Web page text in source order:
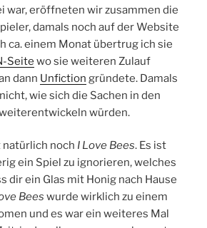
war, eröffneten wir zusammen die
damals noch auf der Website
ca. einem Monat übertrug ich sie
Seite wo sie weiteren Zulauf
dann Unfiction gründete. Damals
wie sich die Sachen in den
würden.
natürlich noch I Love Bees. Es ist
ein Spiel zu ignorieren, welches
dir ein Glas mit Honig nach Hause
Bees wurde wirklich zu einem
und es war ein weiteres Mal